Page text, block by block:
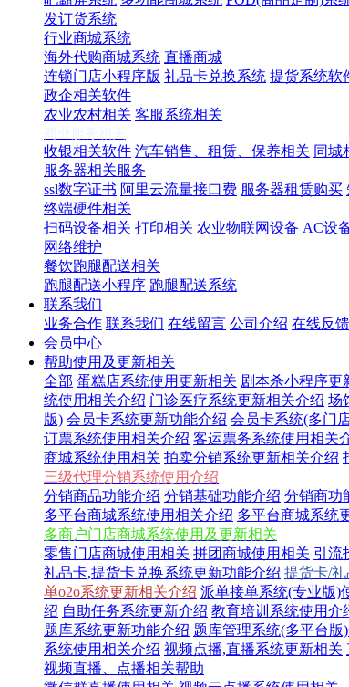
发订货系统
行业商城系统
海外代购商城系统 直播商城
连锁门店小程序版 礼品卡兑换系统 提货系统软
政企相关软件
农业农村相关 客服系统相关
收银相关软件 汽车销售、租赁、保养相关 同城
服务器相关服务
ssl数字证书 阿里云流量接口费 服务器租赁购买
终端硬件相关
扫码设备相关 打印相关 农业物联网设备 AC设
网络维护
餐饮跑腿配送相关
跑腿配送小程序 跑腿配送系统
联系我们
业务合作 联系我们 在线留言 公司介绍 在线反馈
会员中心
帮助使用及更新相关
全部 蛋糕店系统使用更新相关 剧本杀小程序更
统使用相关介绍 门诊医疗系统更新相关介绍 场
版) 会员卡系统更新功能介绍 会员卡系统(多门
订票系统使用相关介绍 客运票务系统使用相关
商城系统使用相关 拍卖分销系统更新相关介绍
三级代理分销系统使用介绍
分销商品功能介绍 分销基础功能介绍 分销商功
多平台商城系统使用相关介绍 多平台商城系统
多商户门店商城系统使用及更新相关
零售门店商城使用相关 拼团商城使用相关 引流
礼品卡,提货卡兑换系统更新功能介绍 提货卡/
单o2o系统更新相关介绍 派单接单系统(专业版)
绍 自助任务系统更新介绍 教育培训系统使用介
题库系统更新功能介绍 题库管理系统(多平台版
系统使用相关介绍 视频点播,直播系统更新相关
视频直播、点播相关帮助